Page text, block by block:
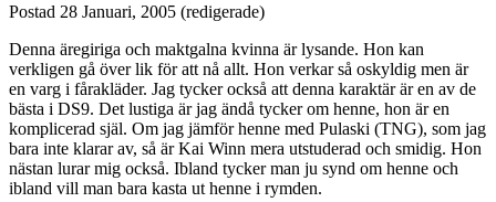
Postad 28 Januari, 2005 (redigerade)
Denna äregiriga och maktgalna kvinna är lysande. Hon kan
verkligen gå över lik för att nå allt. Hon verkar så oskyldig men är
en varg i fårakläder. Jag tycker också att denna karaktär är en av de
bästa i DS9. Det lustiga är jag ändå tycker om henne, hon är en
komplicerad själ. Om jag jämför henne med Pulaski (TNG), som jag
bara inte klarar av, så är Kai Winn mera utstuderad och smidig. Hon
nästan lurar mig också. Ibland tycker man ju synd om henne och
ibland vill man bara kasta ut henne i rymden.